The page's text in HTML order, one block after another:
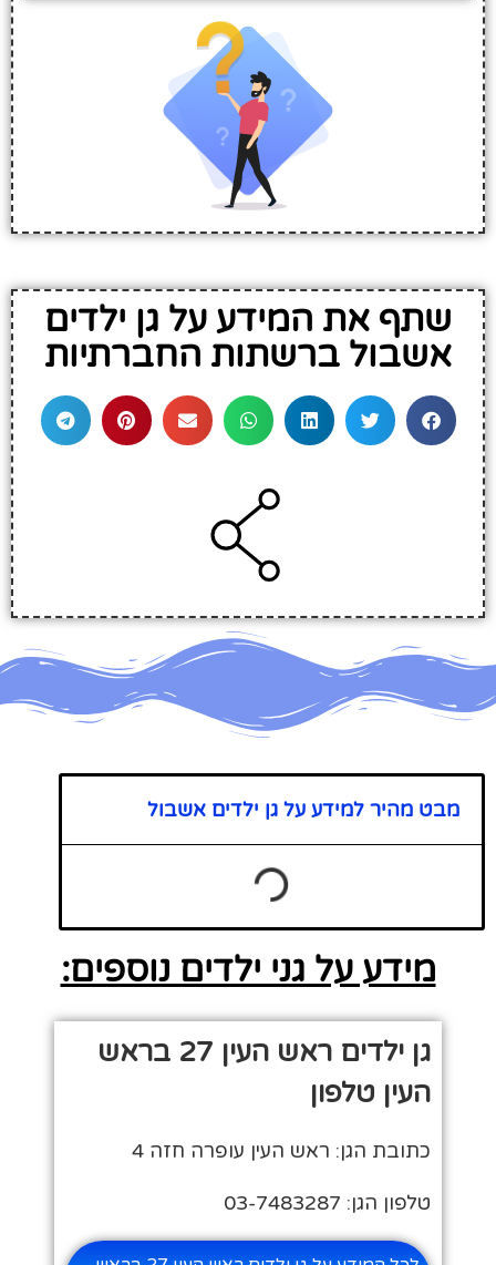
שתף את המידע על גן ילדים
אשבול ברשתות החברתיות
מבט מהיר למידע על גן ילדים אשבול
מידע על גני ילדים נוספים:
גן ילדים ראש העין 27 בראש
העין טלפון
כתובת הגן: ראש העין עופרה חזה 4
טלפון הגן: 03-7483287